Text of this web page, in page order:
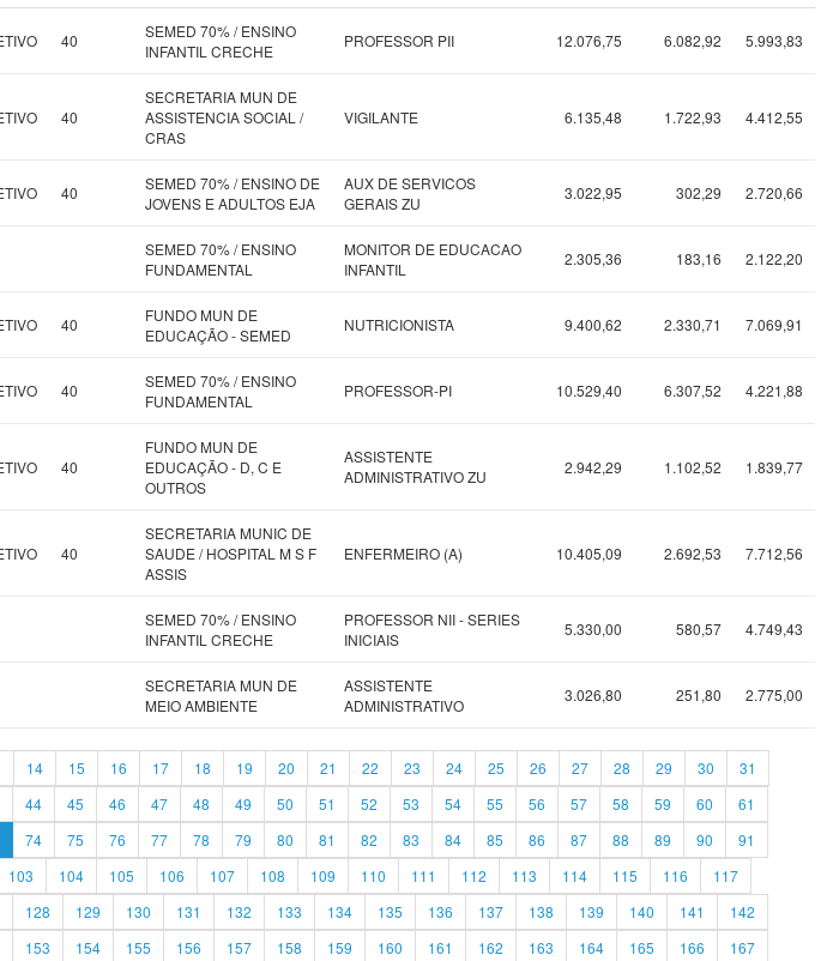
40
SEMED 70% / ENSINO
INFANTIL CRECHE
PROFESSOR PII 12.076,75 6.082,92 5.993,83
40
SECRETARIA MUN DE
ASSISTENCIA SOCIAL /
CRAS
VIGILANTE 6.135,48 1.722,93 4.412,55
40
SEMED 70% / ENSINO DE
JOVENS E ADULTOS EJA
AUX DE SERVICOS
GERAIS ZU
3.022,95 302,29 2.720,66
SEMED 70% / ENSINO
FUNDAMENTAL
MONITOR DE EDUCACAO
INFANTIL
2.305,36 183,16 2.122,20
40
FUNDO MUN DE
EDUCAÇÃO - SEMED
NUTRICIONISTA 9.400,62 2.330,71 7.069,91
40
SEMED 70% / ENSINO
FUNDAMENTAL
PROFESSOR-PI 10.529,40 6.307,52 4.221,88
40
FUNDO MUN DE
EDUCAÇÃO - D, C E
OUTROS
ASSISTENTE
ADMINISTRATIVO ZU
2.942,29 1.102,52 1.839,77
40
SECRETARIA MUNIC DE
SAUDE / HOSPITAL M S F
ASSIS
ENFERMEIRO (A) 10.405,09 2.692,53 7.712,56
SEMED 70% / ENSINO
INFANTIL CRECHE
PROFESSOR NII - SERIES
INICIAIS
5.330,00 580,57 4.749,43
SECRETARIA MUN DE
MEIO AMBIENTE
ASSISTENTE
ADMINISTRATIVO
3.026,80 251,80 2.775,00
14 15 16 17 18 19 20 21 22 23 24 25 26 27 28 29 30
31
44 45 46 47 48 49 50 51 52 53 54 55 56 57 58 59 60
61
74 75 76 77 78 79 80 81 82 83 84 85 86 87 88 89 90
91
103 104 105 106 107 108 109 110 111 112 113 114 115 116
117
128 129 130 131 132 133 134 135 136 137 138 139 140 141
142
153 154 155 156 157 158 159 160 161 162 163 164 165 166 167